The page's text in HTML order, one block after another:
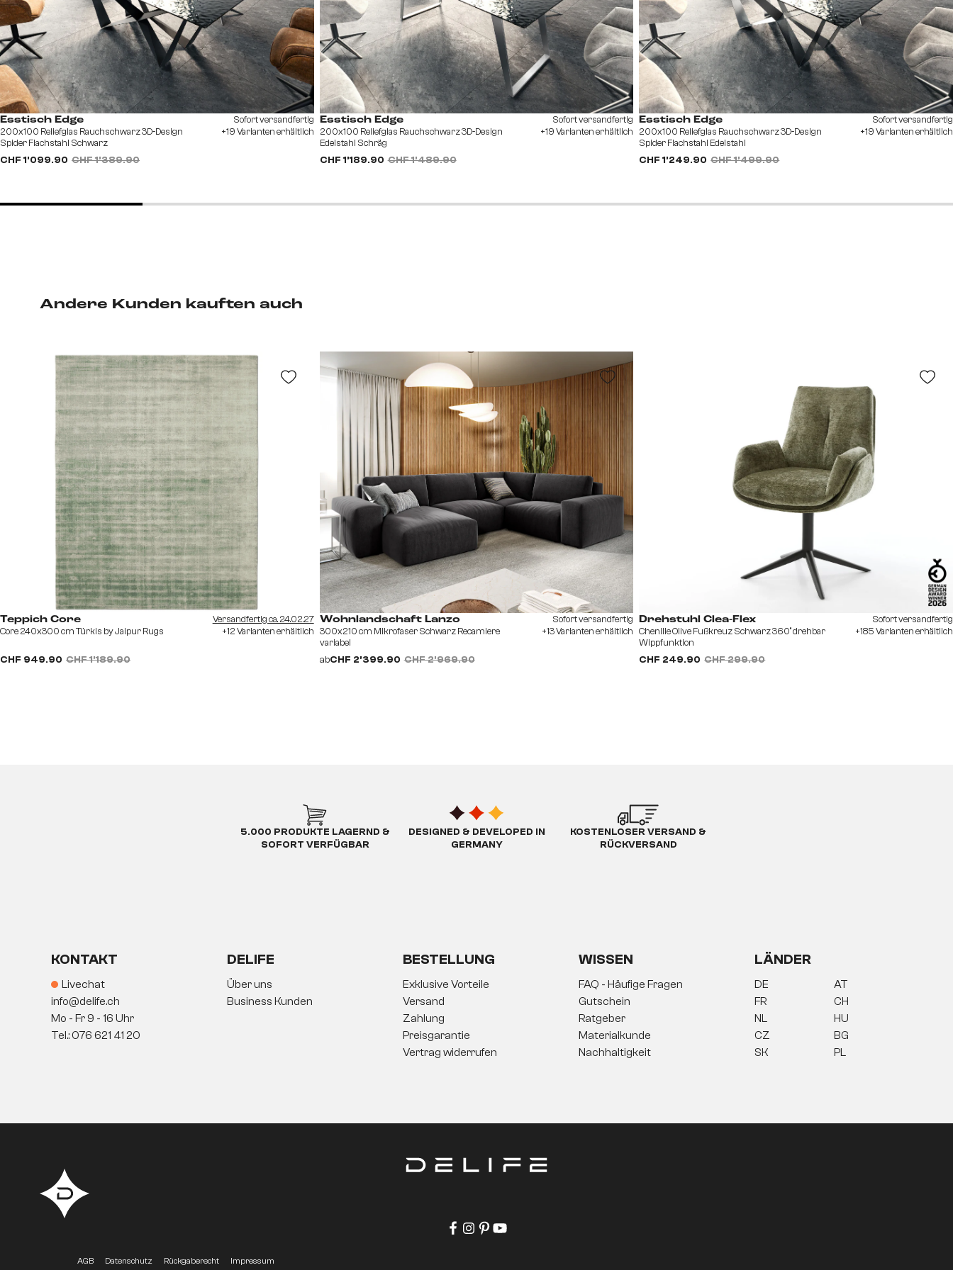
Andere Kunden kauften auch
Teppich Core
Core 240x300 cm Türkis by Jaipur Rugs
CHF 949.90 CHF 1’189.90
Versandfertig ca. 24.02.27
+12 Varianten erhältlich
Wohnlandschaft Lanzo
300x210 cm Mikrofaser Schwarz Recamiere
variabel
abCHF 2’399.90 CHF 2’969.90
Sofort versandfertig
+13 Varianten erhältlich
Drehstuhl Clea-Flex
Chenille Olive Fußkreuz Schwarz 360° drehbar
Wippfunktion
CHF 249.90 CHF 299.90
Sofort versandfertig
+185 Varianten erhältlich
Esstisch Edge
200x100 Reliefglas Rauchschwarz 3D-Design
Spider Flachstahl Schwarz
CHF 1’099.90 CHF 1’389.90
Sofort versandfertig
+19 Varianten erhältlich
Esstisch Edge
200x100 Reliefglas Rauchschwarz 3D-Design
Edelstahl Schräg
CHF 1’189.90 CHF 1’489.90
Sofort versandfertig
+19 Varianten erhältlich
Esstisch Edge
200x100 Reliefglas Rauchschwarz 3D-Design
Spider Flachstahl Edelstahl
CHF 1’249.90 CHF 1’499.90
Sofort versandfertig
+19 Varianten erhältlich
5.000 PRODUKTE LAGERND &
SOFORT VERFÜGBAR
DESIGNED & DEVELOPED IN
GERMANY
KOSTENLOSER VERSAND &
RÜCKVERSAND
KONTAKT
Livechat
info@delife.ch
Mo - Fr 9 - 16 Uhr
Tel.: 076 621 41 20
DELIFE
Über uns
Business Kunden
BESTELLUNG
Exklusive Vorteile
Versand
Zahlung
Preisgarantie
Vertrag widerrufen
WISSEN
FAQ - Häufige Fragen
Gutschein
Ratgeber
Materialkunde
Nachhaltigkeit
LÄNDER
DE
FR
NL
CZ
SK
AT
CH
HU
BG
PL
AGB Datenschutz Rückgaberecht
Impressum